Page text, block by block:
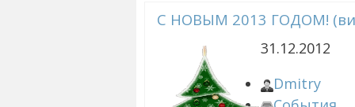
С НОВЫМ 2013 ГОДОМ!
31.12.2012
Dmitry